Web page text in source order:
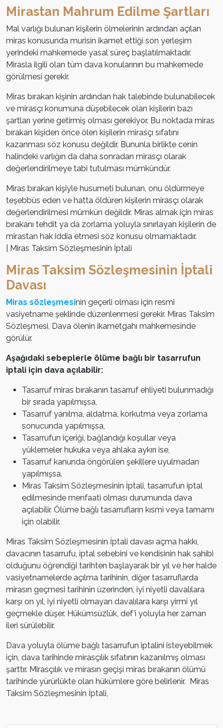
Mirastan Mahrum Edilme Şartları
Mal varlığı bulunan kişilerin ölmelerinin ardından açılan
miras konusunda murisin ikamet ettiği son yerleşim
yerindeki mahkemede yasal süreç başlatılmaktadır.
Mirasla ilgili olan tüm dava konularının bu mahkemede
görülmesi gerekir.
Miras bırakan kişinin ardından hak talebinde bulunabilecek
ve mirasçı konumuna düşebilecek olan kişilerin bazı
şartları yerine getirmiş olması gerekiyor. Bu noktada miras
bırakan kişiden önce ölen kişilerin mirasçı sıfatını
kazanması söz konusu değildir. Bununla birlikte cenin
halindeki varlığın da daha sonradan mirasçı olarak
değerlendirilmeye tabi tutulması mümkündür.
Miras bırakan kişiyle husumeti bulunan, onu öldürmeye
teşebbüs eden ve hatta öldüren kişilerin mirasçı olarak
değerlendirilmesi mümkün değildir. Miras almak için miras
bırakanı tehdit ya da zorlama yoluyla sınırlayan kişilerin de
mirastan hak iddia etmesi söz konusu olmamaktadır.
| Miras Taksim Sözleşmesinin İptali
Miras Taksim Sözleşmesinin İptali
Davası
Miras sözleşmesinin geçerli olması için resmi
vasiyetname şeklinde düzenlenmesi gerekir. Miras Taksim
Sözleşmesi, Dava ölenin ikametgahı mahkemesinde
görülür.
Aşağıdaki sebeplerle ölüme bağlı bir tasarrufun
iptali için dava açılabilir:
Tasarruf miras bırakanın tasarruf ehliyeti bulunmadığı
bir sırada yapılmışsa,
Tasarruf yanılma, aldatma, korkutma veya zorlama
sonucunda yapılmışsa,
Tasarrufun içeriği, bağlandığı koşullar veya
yüklemeler hukuka veya ahlaka aykırı ise,
Tasarruf kanunda öngörülen şekillere uyulmadan
yapılmışsa.
Miras Taksim Sözleşmesinin İptali, tasarrufun iptal
edilmesinde menfaati olması durumunda dava
açılabilir. Ölüme bağlı tasarrufların kısmi veya tamamı
için olabilir.
Miras Taksim Sözleşmesinin İptali davası açma hakkı,
davacının tasarrufu, iptal sebebini ve kendisinin hak sahibi
olduğunu öğrendiği tarihten başlayarak bir yıl ve her halde
vasiyetnamelerde açılma tarihinin, diğer tasarruflarda
mirasın geçmesi tarihinin üzerinden, iyi niyetli davalılara
karşı on yıl, iyi niyetli olmayan davalılara karşı yirmi yıl
geçmekle düşer. Hükümsüzlük, def’i yoluyla her zaman
ileri sürülebilir.
Dava yoluyla ölüme bağlı tasarrufun iptalini isteyebilmek
için, dava tarihinde mirasçılık sıfatının kazanılmış olması
şarttır. Mirasçılık ve mirasın geçişi miras bırakanın ölümü
tarihinde yürürlükte olan hükümlere göre belirlenir. Miras
Taksim Sözleşmesinin İptali,